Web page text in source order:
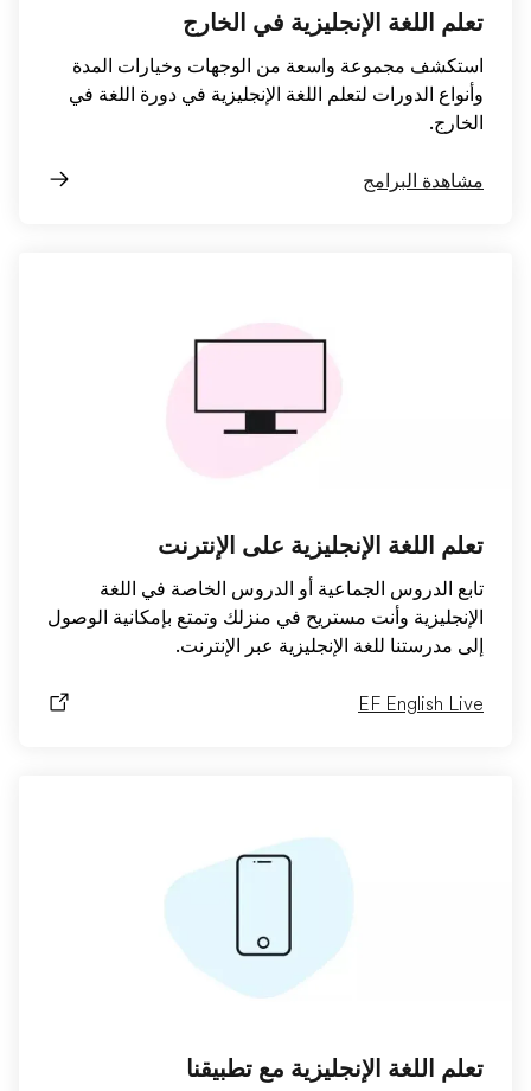
تعلم اللغة الإنجليزية في الخارج
استكشف مجموعة واسعة من الوجهات وخيارات المدة
وأنواع الدورات لتعلم اللغة الإنجليزية في دورة اللغة في
الخارج.
مشاهدة البرامج
تعلم اللغة الإنجليزية على الإنترنت
تابع الدروس الجماعية أو الدروس الخاصة في اللغة
الإنجليزية وأنت مستريح في منزلك وتمتع بإمكانية الوصول
إلى مدرستنا للغة الإنجليزية عبر الإنترنت.
EF English Live
تعلم اللغة الإنجليزية مع تطبيقنا